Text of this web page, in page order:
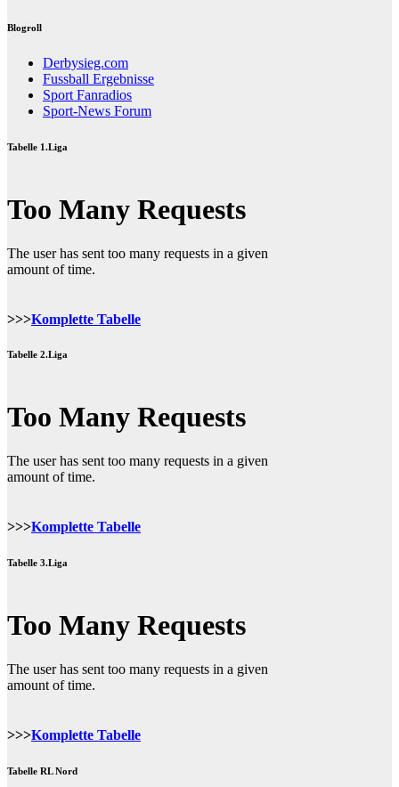
Blogroll
Derbysieg.com
Fussball Ergebnisse
Sport Fanradios
Sport-News Forum
Tabelle 1.Liga
>>>Komplette Tabelle
Tabelle 2.Liga
>>>Komplette Tabelle
Tabelle 3.Liga
>>>Komplette Tabelle
Tabelle RL Nord